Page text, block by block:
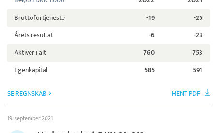
Bruttofortjeneste -19
-25
Årets resultat
-6
-23
Aktiver i alt
760
753
Egenkapital
585 591
SE REGNSKAB HENT PDF
19. september 2021